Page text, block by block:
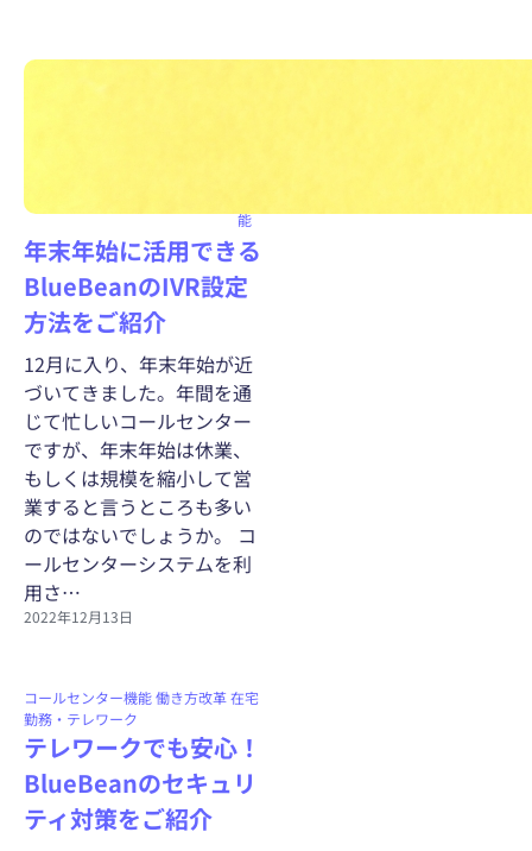
能
年末年始に活用できる
BlueBeanのIVR設定
方法をご紹介
12月に入り、年末年始が近
づいてきました。年間を通
じて忙しいコールセンター
ですが、年末年始は休業、
もしくは規模を縮小して営
業すると言うところも多い
のではないでしょうか。 コ
ールセンターシステムを利
用さ…
2022年12月13日
コールセンター機能働き方改革在宅
勤務・テレワーク
テレワークでも安心！
BlueBeanのセキュリ
ティ対策をご紹介